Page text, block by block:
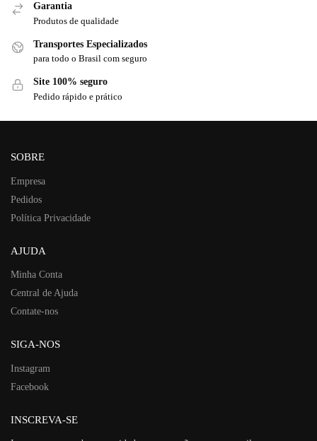
Garantia
Produtos de qualidade
Transportes Especializados
para todo o Brasil com seguro
Site 100% seguro
Pedido rápido e prático
SOBRE
Empresa
Pedidos
Política Privacidade
AJUDA
Minha Conta
Central de Ajuda
Contate-nos
SIGA-NOS
Instagram
Facebook
INSCREVA-SE